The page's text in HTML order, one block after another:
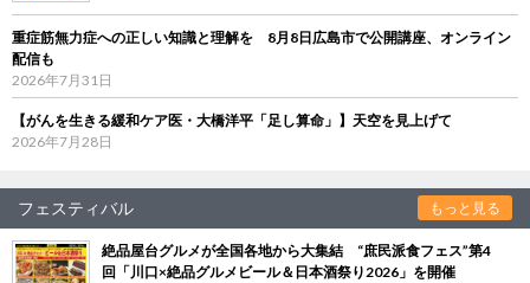
重症筋無力症への正しい知識と理解を 8月8日広島市で公開講座、オンライン
配信も
2026年7月31日
【がんを生きる緩和ケア医・大橋洋平「足し算命」】天空を見上げて
2026年7月28日
フェスティバル もっと見る
絶品屋台グルメが全国各地から大集結 “庶民派食フェス”第4
回「川口×絶品グルメビール＆日本酒祭り2026」を開催